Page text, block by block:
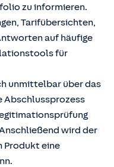
zu informieren.
Tarifübersichten,
auf häufige
für
unmittelbar über das
Abschlussprozess
wird der
Produkt eine